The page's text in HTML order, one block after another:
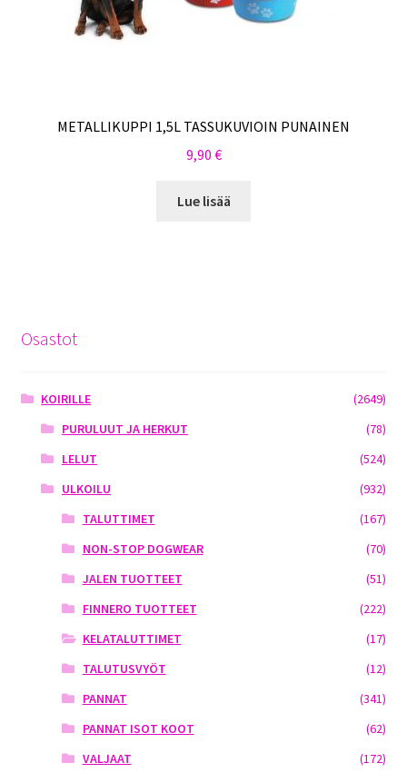
METALLIKUPPI 1,5L TASSUKUVIOIN PUNAINEN
9,90 €
Lue lisää
Osastot
KOIRILLE
(2649)
PURULUUT JA HERKUT
(78)
LELUT
(524)
ULKOILU
(932)
TALUTTIMET
(167)
NON-STOP DOGWEAR
(70)
JALEN TUOTTEET
(51)
FINNERO TUOTTEET
(222)
KELATALUTTIMET
(17)
TALUTUSVYÖT
(12)
PANNAT
(341)
PANNAT ISOT KOOT
(62)
VALJAAT
(172)